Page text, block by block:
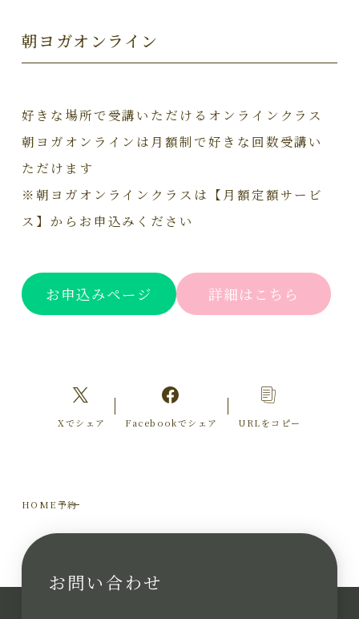
朝ヨガオンライン
好きな場所で受講いただけるオンラインクラス
朝ヨガオンラインは月額制で好きな回数受講い
ただけます
※朝ヨガオンラインクラスは【月額定額サービ
ス】からお申込みください
お申込みページ 詳細はこちら
Xでシェア Facebookでシェア URLをコピー
HOME予約
お問い合わせ